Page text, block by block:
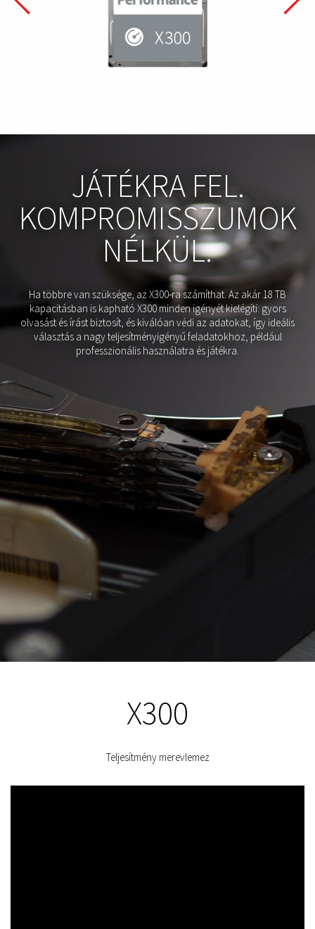
JÁTÉKRA FEL.
KOMPROMISSZUMOK
NÉLKÜL.
Ha többre van szüksége, az X300-ra számíthat. Az akár 18 TB
kapacitásban is kapható X300 minden igényét kielégíti: gyors
olvasást és írást biztosít, és kiválóan védi az adatokat, így ideális
választás a nagy teljesítményigényű feladatokhoz, például
professzionális használatra és játékra.
X300
Teljesítmény merevlemez